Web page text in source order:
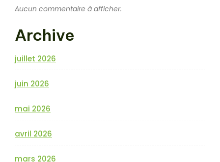
Aucun commentaire à afficher.
Archive
juillet 2026
juin 2026
mai 2026
avril 2026
mars 2026